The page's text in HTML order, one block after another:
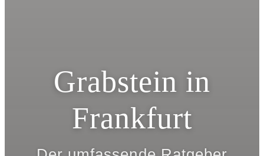
Grabstein in
Frankfurt